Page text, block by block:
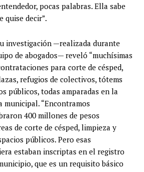
pocas palabras. Ella sabe
quise decir”.
investigación —realizada durante
de abogados— reveló “muchísimas
para corte de césped,
refugios de colectivos, tótems
públicos, todas amparadas en la
municipal. “Encontramos
400 millones de pesos
de corte de césped, limpieza y
públicos. Pero esas
estaban inscriptas en el registro
que es un requisito básico